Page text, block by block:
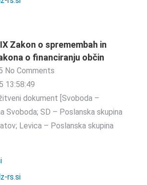
Zakon o spremembah in
o financiranju občin
No Comments
13:58:49
dokument [Svoboda –
Svoboda; SD – Poslanska skupina
Levica – Poslanska skupina